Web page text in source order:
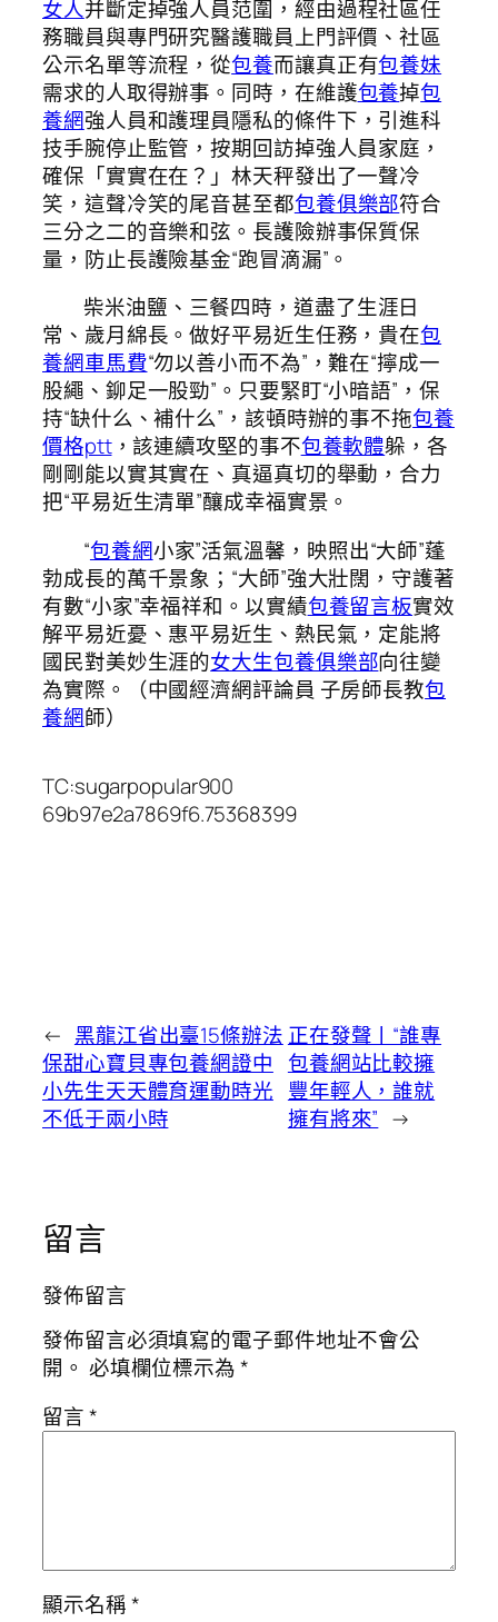
女人并斷定掉強人員范圍，經由過程社區任
務職員與專門研究醫護職員上門評價、社區
公示名單等流程，從包養而讓真正有包養妹
需求的人取得辦事。同時，在維護包養掉包
養網強人員和護理員隱私的條件下，引進科
技手腕停止監管，按期回訪掉強人員家庭，
確保「實實在在？」林天秤發出了一聲冷
笑，這聲冷笑的尾音甚至都包養俱樂部符合
三分之二的音樂和弦。長護險辦事保質保
量，防止長護險基金“跑冒滴漏”。
柴米油鹽、三餐四時，道盡了生涯日
常、歲月綿長。做好平易近生任務，貴在包
養網車馬費“勿以善小而不為”，難在“擰成一
股繩、鉚足一股勁”。只要緊盯“小暗語”，保
持“缺什么、補什么”，該頓時辦的事不拖包養
價格ptt，該連續攻堅的事不包養軟體躲，各
剛剛能以實其實在、真逼真切的舉動，合力
把“平易近生清單”釀成幸福實景。
“包養網小家”活氣溫馨，映照出“大師”蓬
勃成長的萬千景象；“大師”強大壯闊，守護著
有數“小家”幸福祥和。以實績包養留言板實效
解平易近憂、惠平易近生、熱民氣，定能將
國民對美妙生涯的女大生包養俱樂部向往變
為實際。（中國經濟網評論員 子房師長教包
養網師）
TC:sugarpopular900
69b97e2a7869f6.75368399
← 黑龍江省出臺15條辦法
保甜心寶貝專包養網證中
小先生天天體育運動時光
不低于兩小時
正在發聲丨“誰專
包養網站比較擁
豐年輕人，誰就
擁有將來” →
留言
發佈留言
發佈留言必須填寫的電子郵件地址不會公
開。 必填欄位標示為*
留言*
顯示名稱*